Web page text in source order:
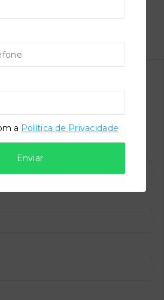
Baixo - ZONA RURAL -
a Política de Privacidade
Enviar